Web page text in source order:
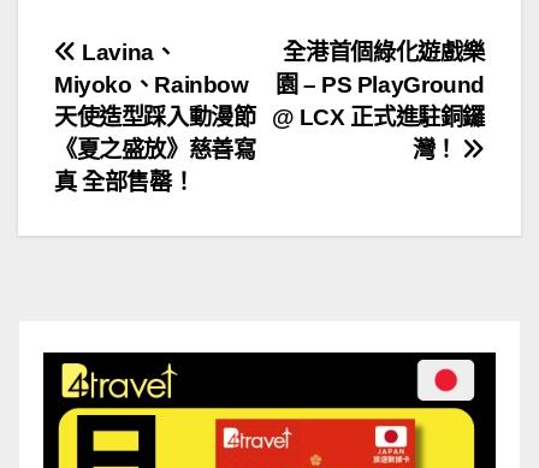
文
章
導
全港首個綠化遊戲樂
園 – PS PlayGround
@ LCX 正式進駐銅鑼
灣！
Lavina、
Miyoko、Rainbow
天使造型踩入動漫節
《夏之盛放》慈善寫
真 全部售罄！